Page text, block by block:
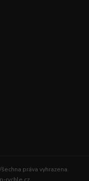
práva vyhrazena.